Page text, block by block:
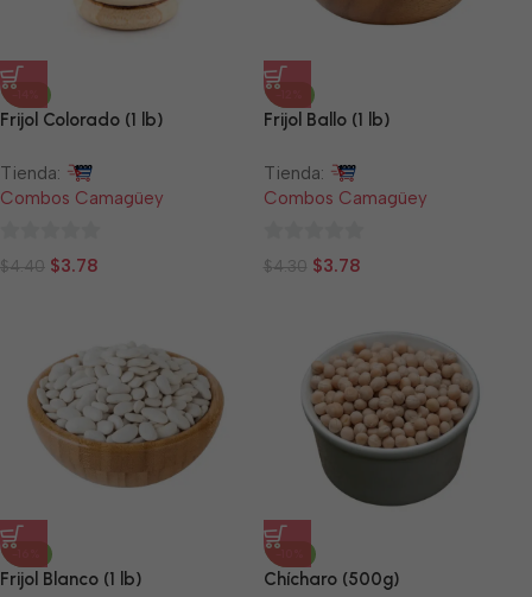
Frijol Colorado (1 lb)
Tienda:
Combos Camagüey
0
$4.40 $3.78
Frijol Ballo (1 lb)
Tienda:
Combos Camagüey
0
$4.30 $3.78
-16%
Frijol Blanco (1 lb)
-10%
Chícharo (500g)